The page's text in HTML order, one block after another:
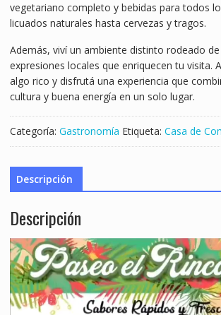
vegetariano completo y bebidas para todos
licuados naturales hasta cervezas y tragos.
Además, viví un ambiente distinto rodeado
expresiones locales que enriquecen tu visita.
algo rico y disfrutá una experiencia que
cultura y buena energía en un solo lugar.
Categoría: Gastronomía Etiqueta: Casa de
Descripción
Descripción